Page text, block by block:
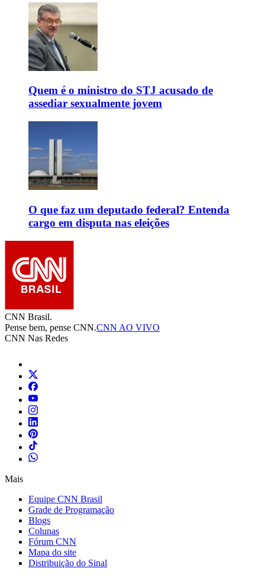
Quem é o ministro do STJ acusado de
assediar sexualmente jovem
O que faz um deputado federal? Entenda
cargo em disputa nas eleições
CNN Brasil.
Pense bem, pense CNN.CNN AO VIVO
CNN Nas Redes
Mais
Equipe CNN Brasil
Grade de Programação
Blogs
Colunas
Fórum CNN
Mapa do site
Distribuição do Sinal